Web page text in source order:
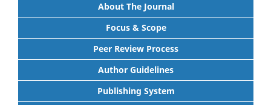
About The Journal
Focus & Scope
Peer Review Process
Author Guidelines
Publishing System